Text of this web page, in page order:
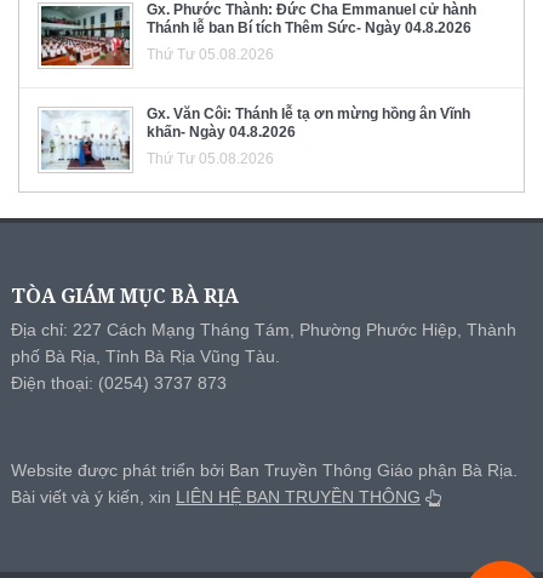
Gx. Phước Thành: Đức Cha Emmanuel cử hành
Thánh lễ ban Bí tích Thêm Sức- Ngày 04.8.2026
Thứ Tư 05.08.2026
Gx. Văn Côi: Thánh lễ tạ ơn mừng hồng ân Vĩnh
khấn- Ngày 04.8.2026
Thứ Tư 05.08.2026
TÒA GIÁM MỤC BÀ RỊA
Địa chỉ: 227 Cách Mạng Tháng Tám, Phường Phước Hiệp, Thành
phố Bà Rịa, Tỉnh Bà Rịa Vũng Tàu.
Điện thoại: (0254) 3737 873
Website được phát triển bởi Ban Truyền Thông Giáo phận Bà Rịa.
Bài viết và ý kiến, xin LIÊN HỆ BAN TRUYỀN THÔNG